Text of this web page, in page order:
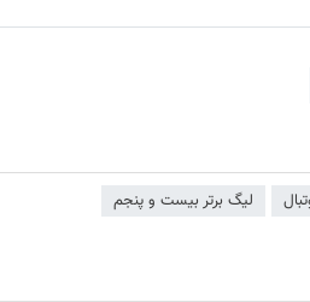
لیگ برتر بیست و پنجم